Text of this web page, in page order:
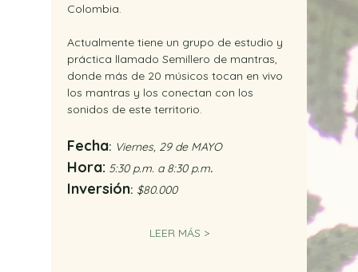
Colombia.
Actualmente tiene un grupo de estudio y
práctica llamado Semillero de mantras,
donde más de 20 músicos tocan en vivo
los mantras y los conectan con los
sonidos de este territorio.
Fecha: Viernes, 29 de MAYO
Hora: 5:30 p.m. a 8:30 p.m.
Inversión: $80.000
LEER MÁS >